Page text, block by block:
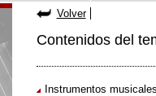
Volver
Contenidos del
Instrumentos